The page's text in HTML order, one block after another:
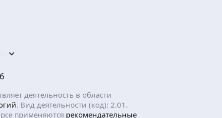
деятельность в области
. Вид деятельности (код): 2.01.
применяются рекомендательные